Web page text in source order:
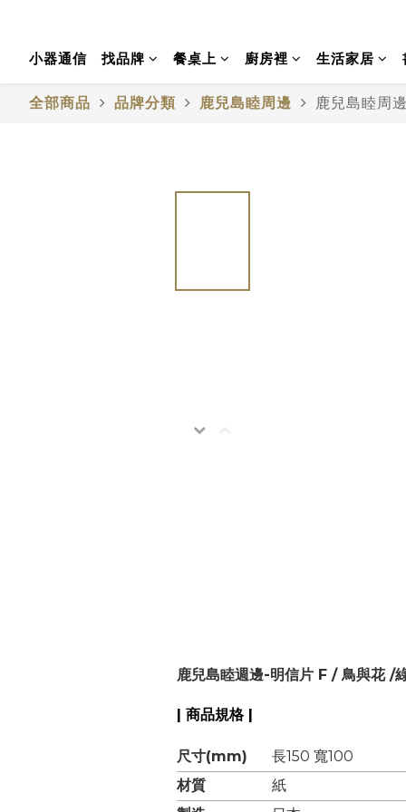
小器通信 找品牌 餐桌上 廚房裡 生活家居
全部商品 品牌分類 鹿兒島睦周邊 鹿兒島睦周
鹿兒島睦週邊-明信片 F / 鳥與花 /
| 商品規格 |
尺寸(mm)
長150 寬100
材質
紙